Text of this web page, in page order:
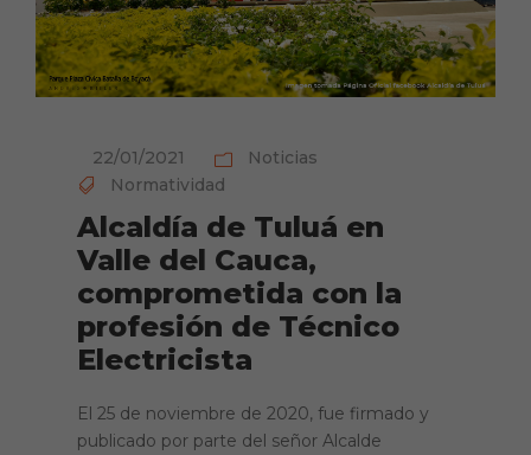
22/01/2021
Noticias
Normatividad
Alcaldía de Tuluá en
Valle del Cauca,
comprometida con la
profesión de Técnico
Electricista
El 25 de noviembre de 2020, fue firmado y
publicado por parte del señor Alcalde